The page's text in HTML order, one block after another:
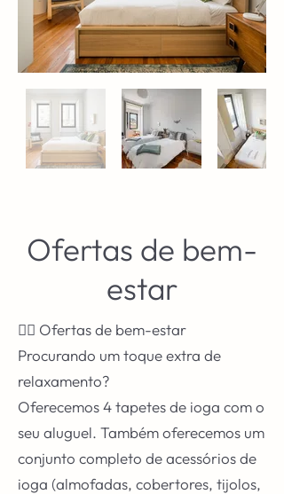
Ofertas de bem-
estar
🧘‍♀️ Ofertas de bem-estar
Procurando um toque extra de
relaxamento?
Oferecemos 4 tapetes de ioga com o
seu aluguel. Também oferecemos um
conjunto completo de acessórios de
ioga (almofadas, cobertores, tijolos,